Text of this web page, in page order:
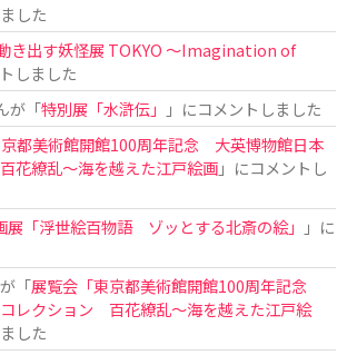
した
き出す妖怪展 TOKYO 〜Imagination of
しました
が「特別展「水滸伝」
」にコメントしました
都美術館開館100周年記念 大英博物館日本
花繚乱～海を越えた江戸絵画」にコメントし
展「浮世絵百物語 ゾッとする北斎の絵」
」に
「展覧会「東京都美術館開館100周年記念
レクション 百花繚乱〜海を越えた江戸絵
した